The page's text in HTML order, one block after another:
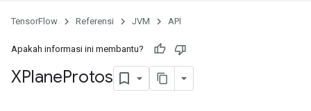
TensorFlow Referensi JVM API
Apakah informasi ini membantu?
XPlaneProtos